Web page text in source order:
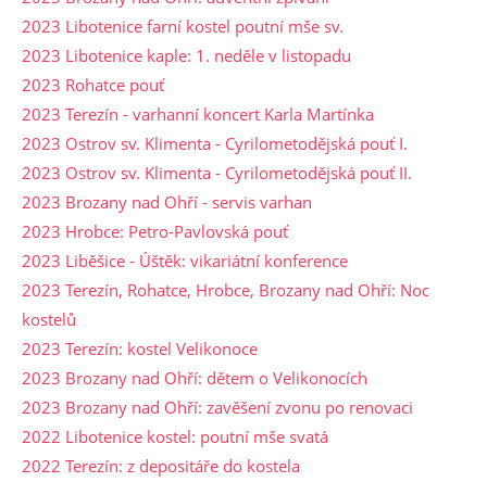
2023 Libotenice farní kostel poutní mše sv.
2023 Libotenice kaple: 1. neděle v listopadu
2023 Rohatce pouť
2023 Terezín - varhanní koncert Karla Martínka
2023 Ostrov sv. Klimenta - Cyrilometodějská pouť I.
2023 Ostrov sv. Klimenta - Cyrilometodějská pouť II.
2023 Brozany nad Ohří - servis varhan
2023 Hrobce: Petro-Pavlovská pouť
2023 Liběšice - Úštěk: vikariátní konference
2023 Terezín, Rohatce, Hrobce, Brozany nad Ohří: Noc
kostelů
2023 Terezín: kostel Velikonoce
2023 Brozany nad Ohří: dětem o Velikonocích
2023 Brozany nad Ohří: zavěšení zvonu po renovaci
2022 Libotenice kostel: poutní mše svatá
2022 Terezín: z depositáře do kostela